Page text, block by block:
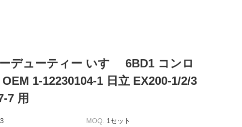
デューティー いすゞ 6BD1 コンロ
OEM 1-12230104-1 日立 EX200-1/2/3
7 用
MOQ: 1セット